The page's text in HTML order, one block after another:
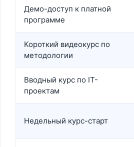
Демо-доступ к платной
программе
Короткий видеокурс по
методологии
Вводный курс по IT-
проектам
Недельный курс-старт